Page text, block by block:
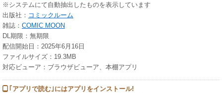
※システムにて自動抽出したものを表示しています
出版社： コミックルーム
雑誌： COMIC MOON
DL期限：無期限
配信開始日：2025年6月16日
ファイルサイズ：19.3MB
対応ビューア：ブラウザビューア、本棚アプリ
｢アプリで読む｣にはアプリをインストール!